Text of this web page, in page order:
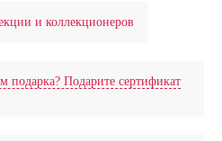
и коллекционеров
подарка? Подарите сертификат